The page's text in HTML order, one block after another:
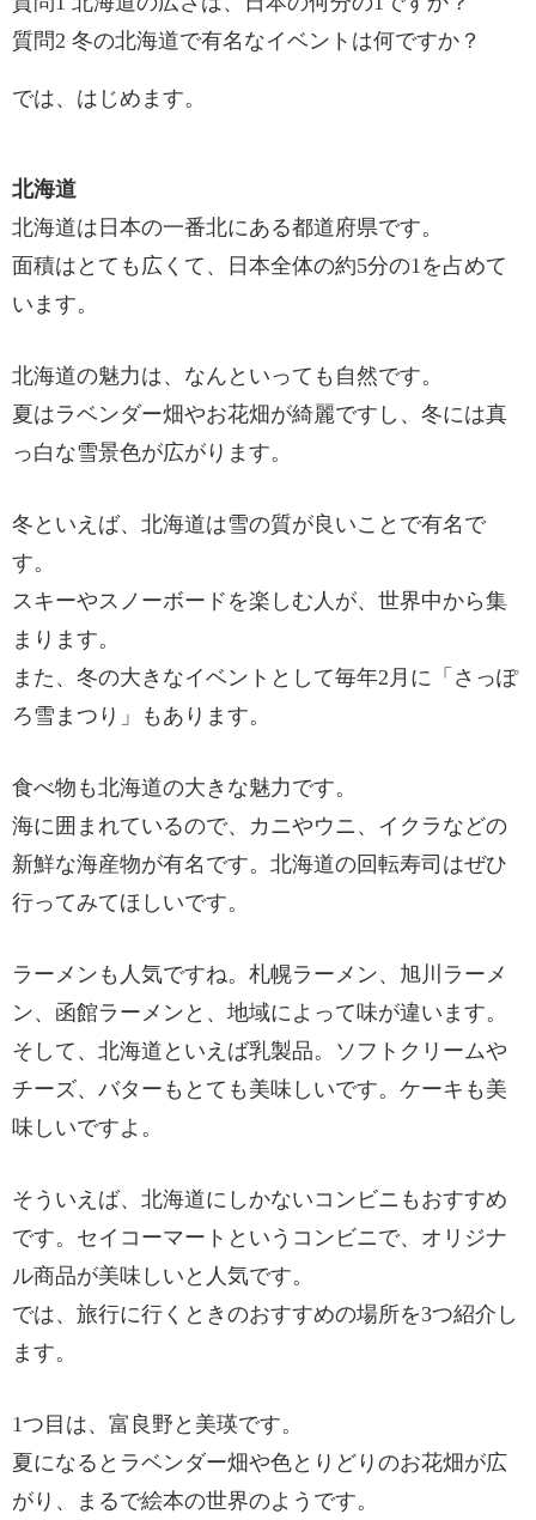
質問2 冬の北海道で有名なイベントは何ですか？
では、はじめます。
北海道
北海道は日本の一番北にある都道府県です。
面積はとても広くて、日本全体の約5分の1を占めて
います。
北海道の魅力は、なんといっても自然です。
夏はラベンダー畑やお花畑が綺麗ですし、冬には真
っ白な雪景色が広がります。
冬といえば、北海道は雪の質が良いことで有名で
す。
スキーやスノーボードを楽しむ人が、世界中から集
まります。
また、冬の大きなイベントとして毎年2月に「さっぽ
ろ雪まつり」もあります。
食べ物も北海道の大きな魅力です。
海に囲まれているので、カニやウニ、イクラなどの
新鮮な海産物が有名です。北海道の回転寿司はぜひ
行ってみてほしいです。
ラーメンも人気ですね。札幌ラーメン、旭川ラーメ
ン、函館ラーメンと、地域によって味が違います。
そして、北海道といえば乳製品。ソフトクリームや
チーズ、バターもとても美味しいです。ケーキも美
味しいですよ。
そういえば、北海道にしかないコンビニもおすすめ
です。セイコーマートというコンビニで、オリジナ
ル商品が美味しいと人気です。
では、旅行に行くときのおすすめの場所を3つ紹介し
ます。
1つ目は、富良野と美瑛です。
夏になるとラベンダー畑や色とりどりのお花畑が広
がり、まるで絵本の世界のようです。